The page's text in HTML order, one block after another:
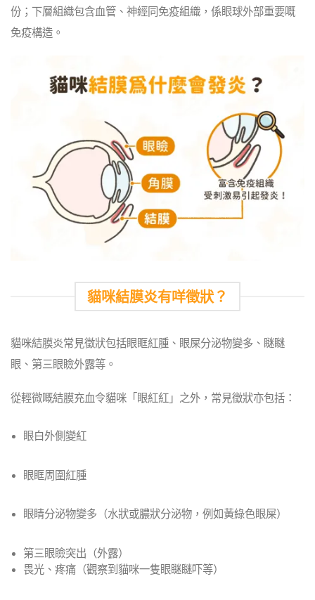
份；下層組織包含血管、神經同免疫組織，係眼球外部重要嘅
免疫構造。
貓咪結膜炎有咩徵狀？
貓咪結膜炎常見徵狀包括眼眶紅腫、眼屎分泌物變多、瞇瞇
眼、第三眼瞼外露等。
從輕微嘅結膜充血令貓咪「眼紅紅」之外，常見徵狀亦包括：
眼白外側變紅
眼眶周圍紅腫
眼睛分泌物變多（水狀或膿狀分泌物，例如黃綠色眼屎）
第三眼瞼突出（外露）
畏光、疼痛（觀察到貓咪一隻眼瞇瞇吓等）